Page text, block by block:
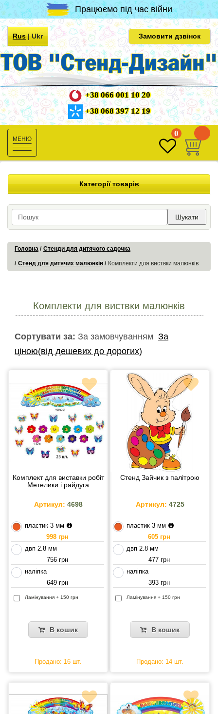
Працюємо під час війни
Rus|Ukr Замовити дзвінок
+38 066 001 10 20
+38 068 397 12 19
Toggle
navigation
0
Категорії товарів
Шукати
Головна Стенди для дитячого садочка
Стенд для дитячих малюнків Комплекти для виствки малюнків
Комплекти для виствки малюнків
Сортувати за: За замовчуванням За
ціною(від дешевих до дорогих)
Комплект для виставки робіт
Метелики і райдуга
Артикул: 4698
пластик 3 мм
998 грн
двп 2.8 мм
756 грн
наліпка
649 грн
Ламінування + 150 грн
В кошик
Продано: 16 шт.
Стенд Зайчик з палітрою
Артикул: 4725
пластик 3 мм
605 грн
двп 2.8 мм
477 грн
наліпка
393 грн
Ламінування + 150 грн
В кошик
Продано: 14 шт.